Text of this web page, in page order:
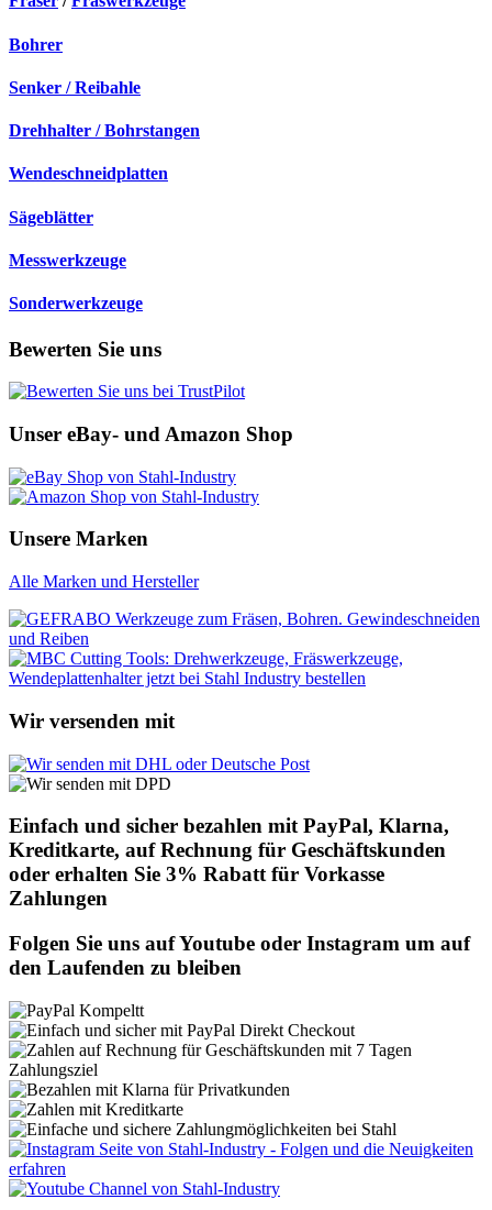
Bohrer
Senker / Reibahle
Drehhalter / Bohrstangen
Wendeschneidplatten
Sägeblätter
Messwerkzeuge
Sonderwerkzeuge
Bewerten Sie uns
Unser eBay- und Amazon Shop
Unsere Marken
Alle Marken und Hersteller
Wir versenden mit
Einfach und sicher bezahlen mit PayPal, Klarna,
Kreditkarte, auf Rechnung für Geschäftskunden
oder erhalten Sie 3% Rabatt für Vorkasse
Zahlungen
Folgen Sie uns auf Youtube oder Instagram um auf
den Laufenden zu bleiben